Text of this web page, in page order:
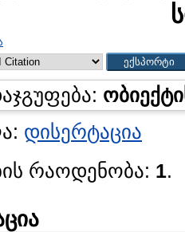
დისერტაცია
რაოდენობა: 1.